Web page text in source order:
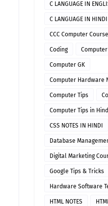
C LANGUAGE IN
C LANGUAGE IN HINDI
CCC Computer Course
Coding
Computer GK
Computer Hardware
Computer Tips
Computer Tips in
CSS NOTES IN HINDI
Database
Digital Marketing
Google Tips & Tricks
Hardware Software
HTML NOTES